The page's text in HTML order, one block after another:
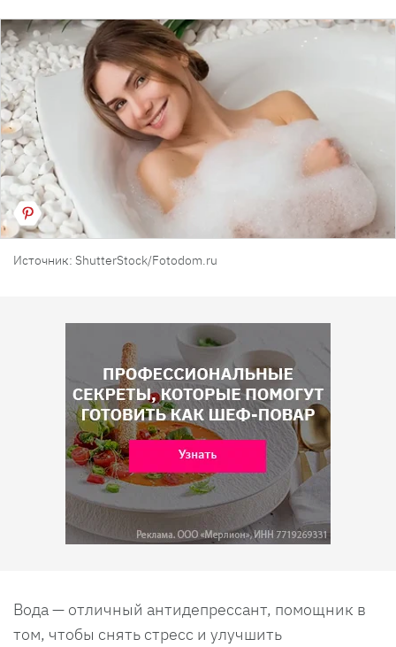
Источник: ShutterStock/Fotodom.ru
Вода — отличный антидепрессант, помощник в
том, чтобы снять стресс и улучшить